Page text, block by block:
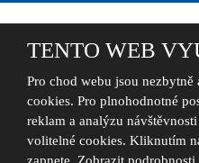
© 2026, S I M A T , akciová
Tento web je chráněn pomocí
ochrany osobních údajů a
TENTO WEB
Pro chod webu jsou
cookies. Pro plnohodnotné
reklam a analýzu
volitelné cookies. Kliknutím